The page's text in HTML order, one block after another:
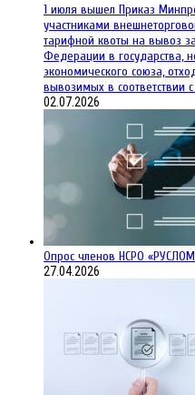
1 июля вышел Приказ
участниками
тарифной квоты на вывоз
Федерации в государства,
экономического союза,
вывозимых в соответствии
02.07.2026
Опрос членов НСРО
27.04.2026